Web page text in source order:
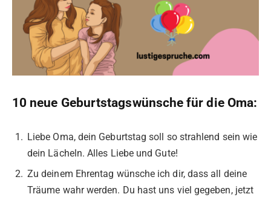
10 neue Geburtstagswünsche für die Oma:
Liebe Oma, dein Geburtstag soll so strahlend sein wie
dein Lächeln. Alles Liebe und Gute!
Zu deinem Ehrentag wünsche ich dir, dass all deine
Träume wahr werden. Du hast uns viel gegeben, jetzt